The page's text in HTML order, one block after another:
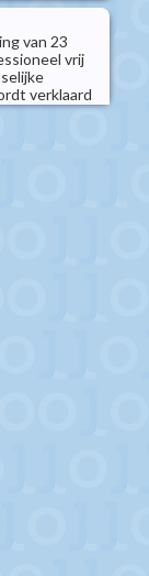
van 23
vrij
verklaard